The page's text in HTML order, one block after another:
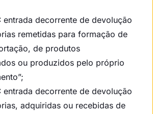
entrada decorrente de devolução
remetidas para formação de
de produtos
ou produzidos pelo próprio
entrada decorrente de devolução
adquiridas ou recebidas de